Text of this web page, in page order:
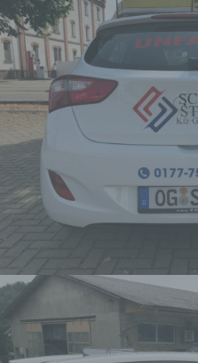
e) Profiling
Profiling ist
automatisierten
besteht, dass
verwendet
persönliche
eine natürliche
bewerten,
bezüglich
wirtschaftlicher
persönlicher
Zuverlässigkeit,
Aufenthaltsort
dieser
analysieren
f)